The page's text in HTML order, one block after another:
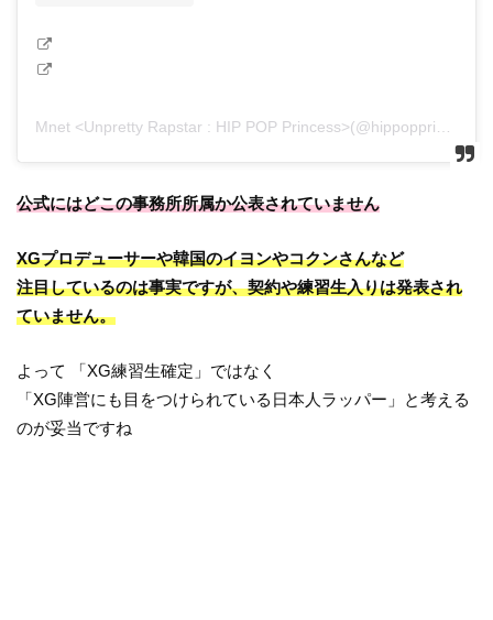
Mnet <Unpretty Rapstar : HIP POP Princess>(@hippopprincess.official)がシェアした投稿
公式にはどこの事務所所属か公表されていません
XGプロデューサーや韓国のイヨンやコクンさんなど
注目しているのは事実ですが、契約や練習生入りは発表され
ていません。
よって 「XG練習生確定」ではなく
「XG陣営にも目をつけられている日本人ラッパー」と考える
のが妥当ですね